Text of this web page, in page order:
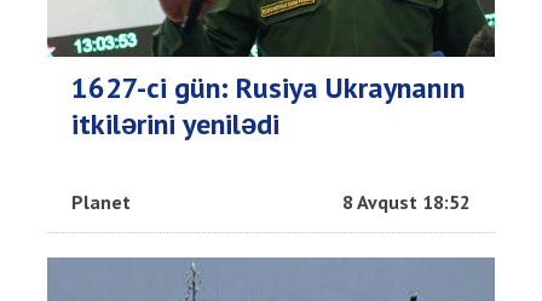
1627-ci gün: Rusiya Ukraynanın
itkilərini yenilədi
Planet 8 Avqust 18:52